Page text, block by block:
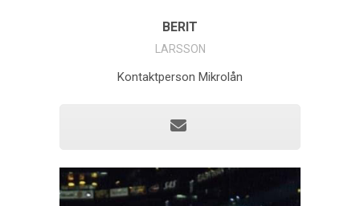
BERIT
LARSSON
Kontaktperson Mikrolån